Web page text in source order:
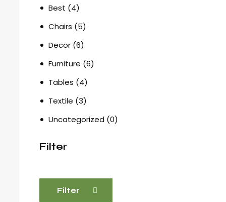
Best (4)
Chairs (5)
Decor (6)
Furniture (6)
Tables (4)
Textile (3)
Uncategorized (0)
Filter
Filter